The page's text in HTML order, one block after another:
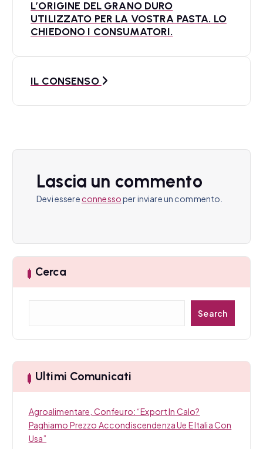
o
r
l
i
L’ORIGINE DEL GRANO DURO
UTILIZZATO PER LA VOSTRA PASTA. LO
CHIEDONO I CONSUMATORI.
IL CONSENSO
Lascia un commento
Devi essereconnessoper inviare un commento.
Cerca
a
Search
Ultimi Comunicati
Agroalimentare, Confeuro: “Export In Calo?
Paghiamo Prezzo Accondiscendenza Ue E Italia Con
Usa”